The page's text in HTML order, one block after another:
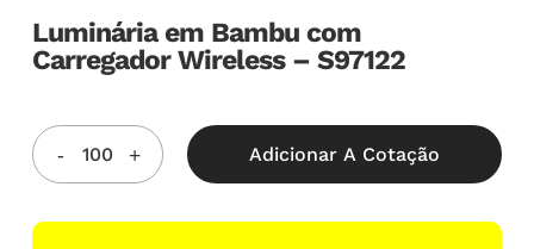
Luminária em Bambu com
Carregador Wireless – S97122
Adicionar A Cotação